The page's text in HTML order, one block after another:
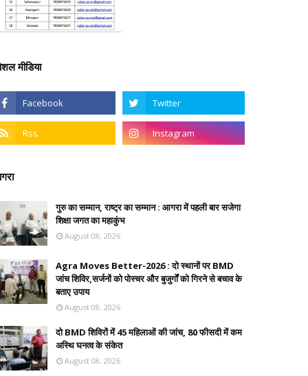
मीडिया
गुरु का सम्मान, राष्ट्र का सम्मान : आगरा में पहली बार सजेगा
शिक्षा जगत का महाकुंभ
August 08, 2026
Agra Moves Better-2026 : दो स्थानों पर BMD
जांच शिविर,सर्जनों को पोस्चर और बुजुर्गों को गिरने से बचाव के
बताए उपाय
August 08, 2026
दो BMD शिविरों में 45 महिलाओं की जांच, 80 फीसदी में कम
अस्थि घनत्व के संकेत
August 08, 2026